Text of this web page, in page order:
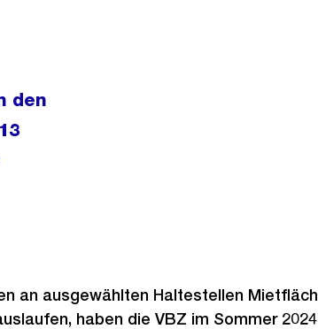
den
an ausgewählten Haltestellen
haben die VBZ im Sommer